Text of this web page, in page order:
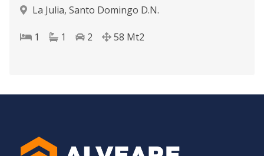
La Julia, Santo Domingo D.N.
1 1 2 58 Mt2